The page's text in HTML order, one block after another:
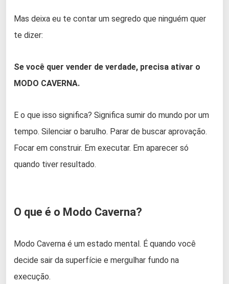
Mas deixa eu te contar um segredo que ninguém quer
te dizer:
Se você quer vender de verdade, precisa ativar o
MODO CAVERNA.
E o que isso significa? Significa sumir do mundo por um
tempo. Silenciar o barulho. Parar de buscar aprovação.
Focar em construir. Em executar. Em aparecer só
quando tiver resultado.
O que é o Modo Caverna?
Modo Caverna é um estado mental. É quando você
decide sair da superfície e mergulhar fundo na
execução.